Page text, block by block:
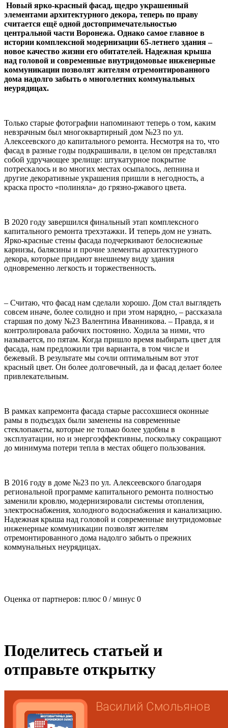
Новый ярко-красный фасад, щедро украшенный
элементами архитектурного декора, теперь по праву
считается ещё одной достопримечательностью
центральной части Воронежа. Однако самое главное в
истории комплексной модернизации 65-летнего здания –
новое качество жизни его обитателей. Надежная крыша
над головой и современные внутридомовые инженерные
коммуникации позволят жителям отремонтированного
дома надолго забыть о многолетних коммунальных
неурядицах.
Только старые фотографии напоминают теперь о том, каким
невзрачным был многоквартирный дом №23 по ул.
Алексеевского до капитального ремонта. Несмотря на то, что
фасад в разные годы подкрашивали, в целом он представлял
собой удручающее зрелище: штукатурное покрытие
потрескалось и во многих местах осыпалось, лепнина и
другие декоративные украшения пришли в негодность, а
краска просто «полиняла» до грязно-ржавого цвета.
В 2020 году завершился финальный этап комплексного
капитального ремонта трехэтажки. И теперь дом не узнать.
Ярко-красные стены фасада подчеркивают белоснежные
карнизы, балясины и прочие элементы архитектурного
декора, которые придают внешнему виду здания
одновременно легкость и торжественность.
– Считаю, что фасад нам сделали хорошо. Дом стал выглядеть
совсем иначе, более солидно и при этом нарядно, – рассказала
старшая по дому №23 Валентина Иванникова. – Правда, я и
контролировала рабочих постоянно. Ходила за ними, что
называется, по пятам. Когда пришло время выбирать цвет для
фасада, нам предложили три варианта, в том числе и
бежевый. В результате мы сочли оптимальным вот этот
красный цвет. Он более долговечный, да и фасад делает более
привлекательным.
В рамках капремонта фасада старые рассохшиеся оконные
рамы в подъездах были заменены на современные
стеклопакеты, которые не только более удобны в
эксплуатации, но и энергоэффективны, поскольку сокращают
до минимума потери тепла в местах общего пользования.
В 2016 году в доме №23 по ул. Алексеевского благодаря
региональной программе капитального ремонта полностью
заменили кровлю, модернизировали системы отопления,
электроснабжения, холодного водоснабжения и канализацию.
Надежная крыша над головой и современные внутридомовые
инженерные коммуникации позволят жителям
отремонтированного дома надолго забыть о прежних
коммунальных неурядицах.
Оценка от партнеров: плюс 0 / минус 0
Поделитесь статьей и
отправьте открытку